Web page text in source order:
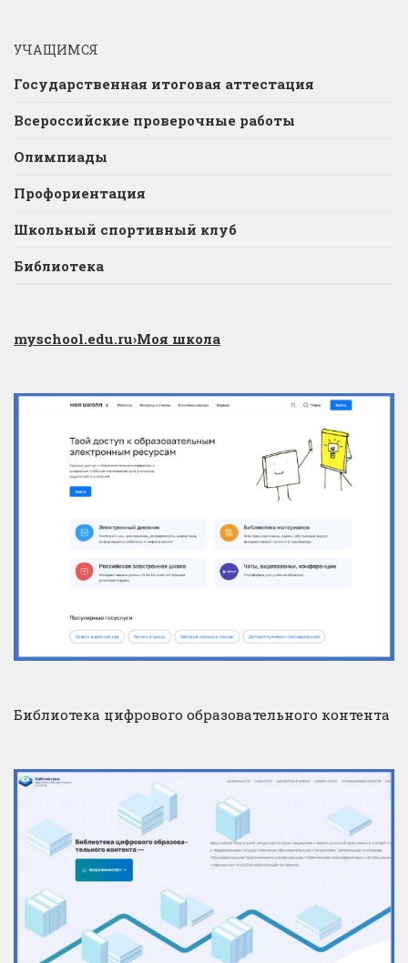
УЧАЩИМСЯ
Государственная итоговая аттестация
Всероссийские проверочные работы
Олимпиады
Профориентация
Школьный спортивный клуб
Библиотека
myschool.edu.ru›Моя школа
Библиотека цифрового образовательного контента